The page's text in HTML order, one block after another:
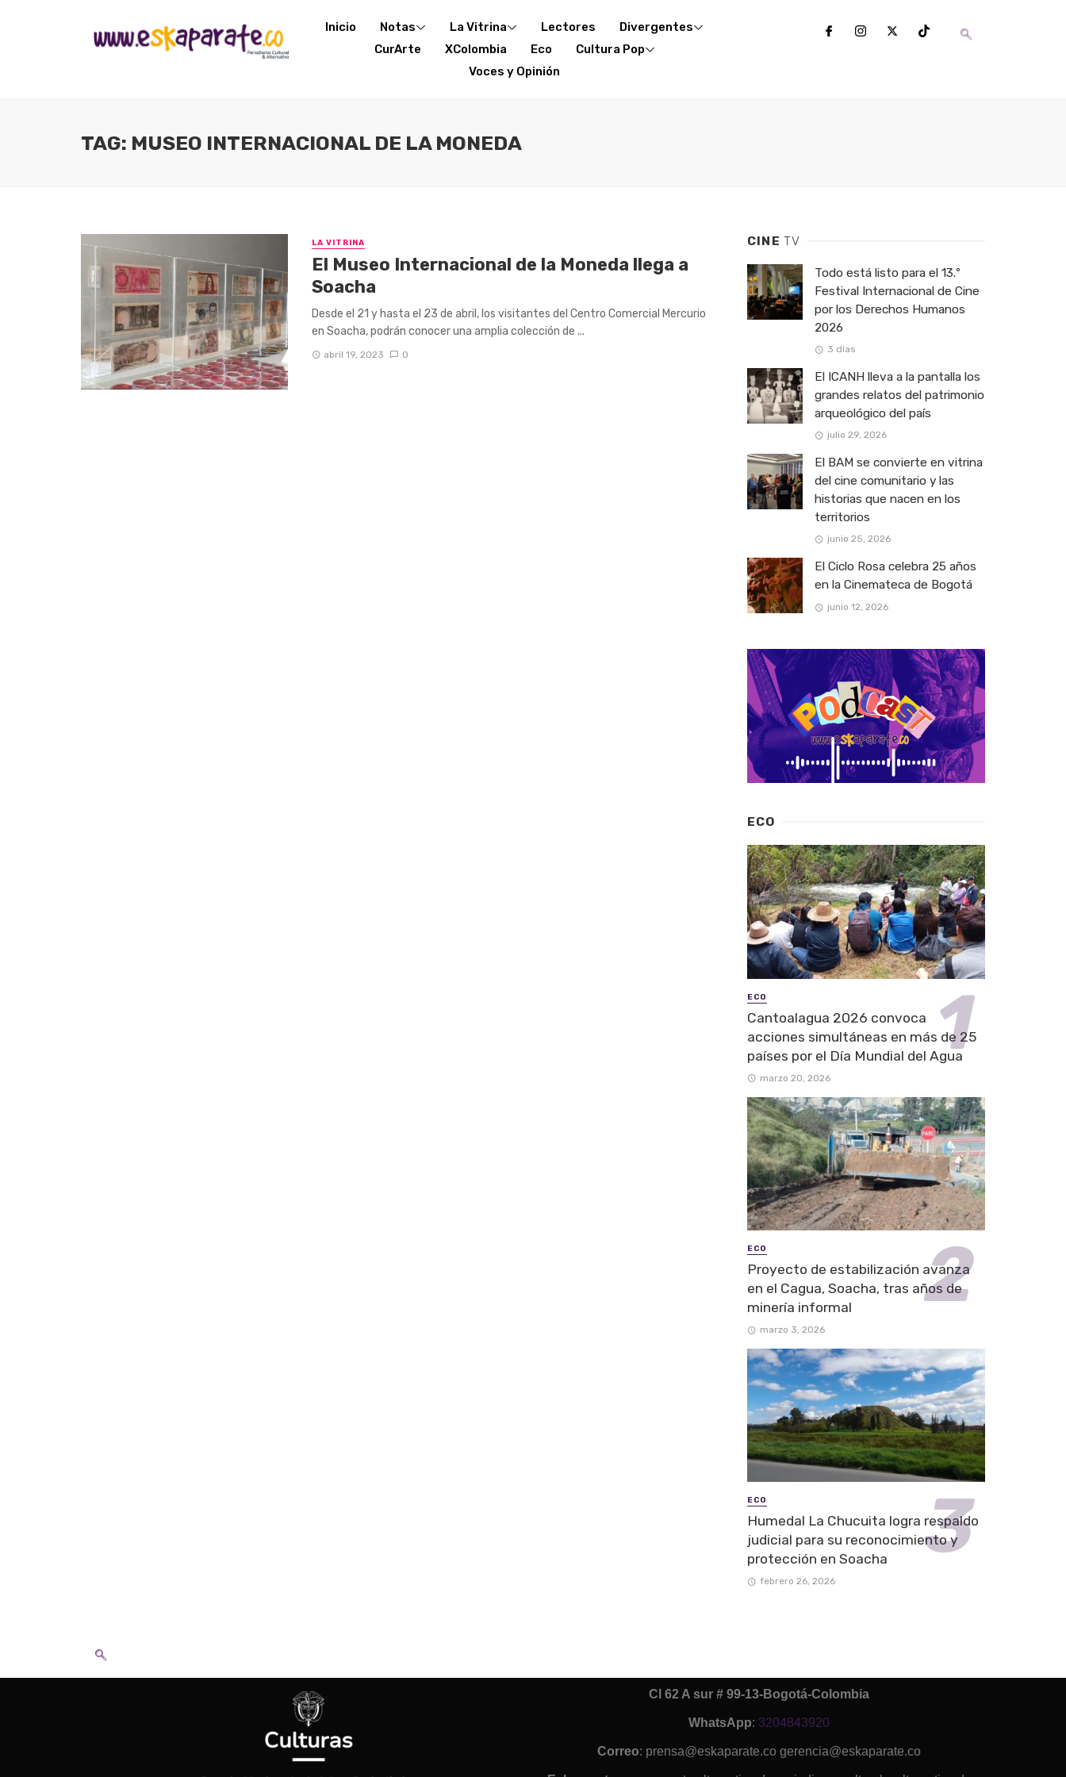
Inicio Notas La Vitrina Lectores
Divergentes
CurArte
XColombia Eco
Cultura Pop
Voces y Opinión
TAG: MUSEO INTERNACIONAL DE LA MONEDA
LA VITRINA
El Museo Internacional de la Moneda llega a
Soacha
Desde el 21 y hasta el 23 de abril, los visitantes del Centro Comercial Mercurio
en Soacha, podrán conocer una amplia colección de ...
abril 19, 2023 0
CINETV
Todo está listo para el 13.º
Festival Internacional de Cine
por los Derechos Humanos
2026
3 días
El ICANH lleva a la pantalla los
grandes relatos del patrimonio
arqueológico del país
julio 29, 2026
El BAM se convierte en vitrina
del cine comunitario y las
historias que nacen en los
territorios
junio 25, 2026
El Ciclo Rosa celebra 25 años
en la Cinemateca de Bogotá
junio 12, 2026
ECO
ECO
Cantoalagua 2026 convoca
acciones simultáneas en más de 25
países por el Día Mundial del Agua
marzo 20, 2026
ECO
Proyecto de estabilización avanza
en el Cagua, Soacha, tras años de
minería informal
marzo 3, 2026
ECO
Humedal La Chucuita logra respaldo
judicial para su reconocimiento y
protección en Soacha
febrero 26, 2026
Cl 62 A sur # 99-13-Bogotá-Colombia
WhatsApp: 3204843920
Correo: prensa@eskaparate.co gerencia@eskaparate.co